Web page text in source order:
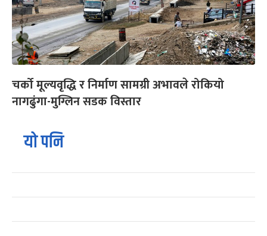
चर्को मूल्यवृद्धि र निर्माण सामग्री अभावले रोकियो
नागढुंगा-मुग्लिन सडक विस्तार
यो पनि